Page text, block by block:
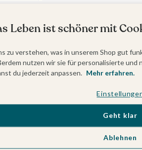
Leben ist schöner mit
zu verstehen, was in unserem Shop gut
nutzen wir sie für personalisierte
du jederzeit anpassen. Mehr erfahren.
Ablehnen
Geht klar